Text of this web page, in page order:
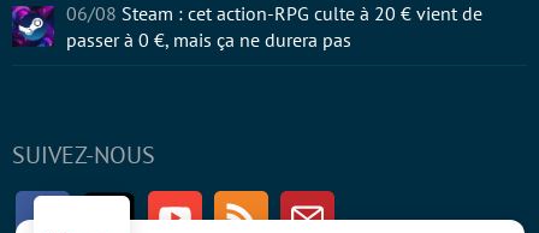
SUIVEZ-NOUS
FacebookTwitter Youtube RSS Newsletter
06/08 Steam : cet action-RPG culte à 20 € vient de
passer à 0 €, mais ça ne durera pas